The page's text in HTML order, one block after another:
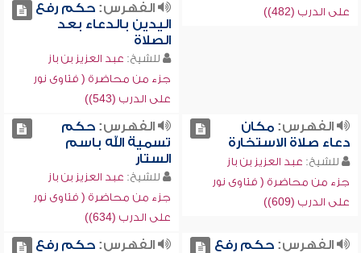
على الدرب (482))
الفهرس:حكم رفع
اليدين بالدعاء بعد
الصلاة
للشيخ: عبد العزيز بن باز
جزء من محاضرة ( فتاوى نور
على الدرب (543))
الفهرس:مكان
دعاء صلاة الاستخارة
للشيخ: عبد العزيز بن باز
جزء من محاضرة ( فتاوى نور
على الدرب (609))
الفهرس:حكم
تسمية الله باسم
الستار
للشيخ: عبد العزيز بن باز
جزء من محاضرة ( فتاوى نور
على الدرب (634))
الفهرس:حكم رفع
الفهرس:حكم رفع